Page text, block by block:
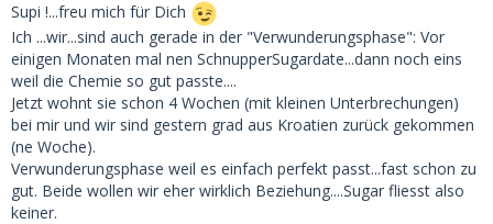
Supi !...freu mich für Dich
Ich ...wir...sind auch gerade in der "Verwunderungsphase": Vor
einigen Monaten mal nen SchnupperSugardate...dann noch eins
weil die Chemie so gut passte....
Jetzt wohnt sie schon 4 Wochen (mit kleinen Unterbrechungen)
bei mir und wir sind gestern grad aus Kroatien zurück gekommen
(ne Woche).
Verwunderungsphase weil es einfach perfekt passt...fast schon zu
gut. Beide wollen wir eher wirklich Beziehung....Sugar fliesst also
keiner.